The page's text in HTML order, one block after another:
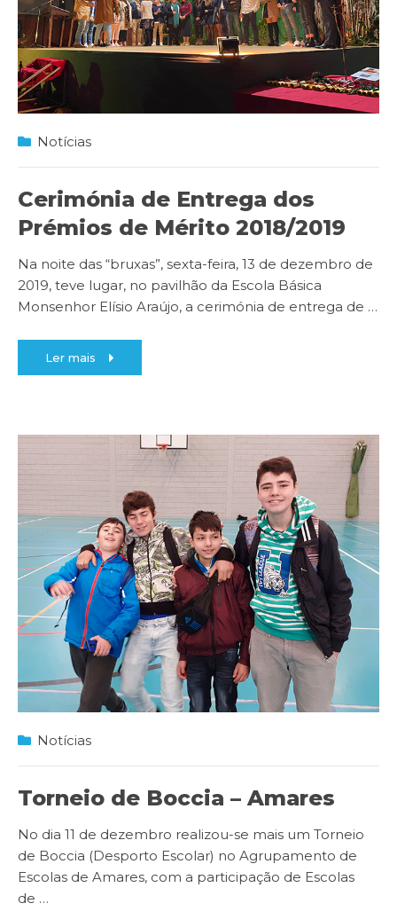
Notícias
Cerimónia de Entrega dos
Prémios de Mérito 2018/2019
Na noite das “bruxas”, sexta-feira, 13 de dezembro de
2019, teve lugar, no pavilhão da Escola Básica
Monsenhor Elísio Araújo, a cerimónia de entrega de …
Ler mais
Notícias
Torneio de Boccia – Amares
No dia 11 de dezembro realizou-se mais um Torneio
de Boccia (Desporto Escolar) no Agrupamento de
Escolas de Amares, com a participação de Escolas
de …